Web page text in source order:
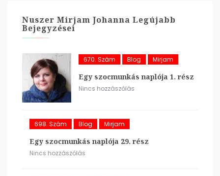
Nuszer Mirjam Johanna Legújabb
Bejegyzései
670. Szám Blog Mirjam
Egy szocmunkás naplója 1. rész
Nincs hozzászólás
698. Szám Blog Mirjam
Egy szocmunkás naplója 29. rész
Nincs hozzászólás